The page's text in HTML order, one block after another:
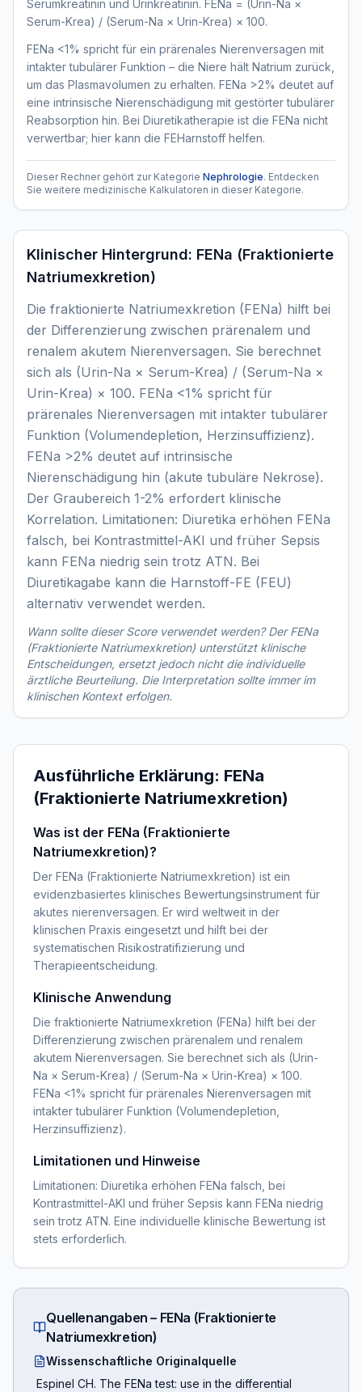
Serumkreatinin und Urinkreatinin. FENa = (Urin-Na ×
Serum-Krea) / (Serum-Na × Urin-Krea) × 100.
FENa <1% spricht für ein prärenales Nierenversagen mit
intakter tubulärer Funktion – die Niere hält Natrium zurück,
um das Plasmavolumen zu erhalten. FENa >2% deutet auf
eine intrinsische Nierenschädigung mit gestörter tubulärer
Reabsorption hin. Bei Diuretikatherapie ist die FENa nicht
verwertbar; hier kann die FEHarnstoff helfen.
Dieser Rechner gehört zur Kategorie Nephrologie. Entdecken
Sie weitere medizinische Kalkulatoren in dieser Kategorie.
Klinischer Hintergrund: FENa (Fraktionierte
Natriumexkretion)
Die fraktionierte Natriumexkretion (FENa) hilft bei
der Differenzierung zwischen prärenalem und
renalem akutem Nierenversagen. Sie berechnet
sich als (Urin-Na × Serum-Krea) / (Serum-Na ×
Urin-Krea) × 100. FENa <1% spricht für
prärenales Nierenversagen mit intakter tubulärer
Funktion (Volumendepletion, Herzinsuffizienz).
FENa >2% deutet auf intrinsische
Nierenschädigung hin (akute tubuläre Nekrose).
Der Graubereich 1-2% erfordert klinische
Korrelation. Limitationen: Diuretika erhöhen FENa
falsch, bei Kontrastmittel-AKI und früher Sepsis
kann FENa niedrig sein trotz ATN. Bei
Diuretikagabe kann die Harnstoff-FE (FEU)
alternativ verwendet werden.
Wann sollte dieser Score verwendet werden? DerFENa
(Fraktionierte Natriumexkretion) unterstützt klinische
Entscheidungen, ersetzt jedoch nicht die individuelle
ärztliche Beurteilung. Die Interpretation sollte immer im
klinischen Kontext erfolgen.
Ausführliche Erklärung: FENa
(Fraktionierte Natriumexkretion)
Was ist der FENa (Fraktionierte
Natriumexkretion)?
Der FENa (Fraktionierte Natriumexkretion) ist ein
evidenzbasiertes klinisches Bewertungsinstrument für
akutes nierenversagen. Er wird weltweit in der
klinischen Praxis eingesetzt und hilft bei der
systematischen Risikostratifizierung und
Therapieentscheidung.
Klinische Anwendung
Die fraktionierte Natriumexkretion (FENa) hilft bei der
Differenzierung zwischen prärenalem und renalem
akutem Nierenversagen. Sie berechnet sich als (Urin-
Na × Serum-Krea) / (Serum-Na × Urin-Krea) × 100.
FENa <1% spricht für prärenales Nierenversagen mit
intakter tubulärer Funktion (Volumendepletion,
Herzinsuffizienz).
Limitationen und Hinweise
Limitationen: Diuretika erhöhen FENa falsch, bei
Kontrastmittel-AKI und früher Sepsis kann FENa niedrig
sein trotz ATN. Eine individuelle klinische Bewertung ist
stets erforderlich.
Quellenangaben – FENa (Fraktionierte
Natriumexkretion)
Wissenschaftliche Originalquelle
Espinel CH. The FENa test: use in the differential